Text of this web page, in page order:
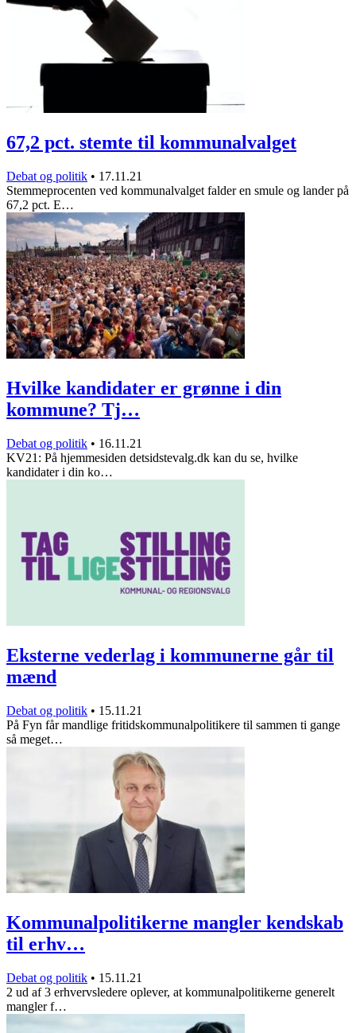
67,2 pct. stemte til kommunalvalget
Debat og politik • 17.11.21
Stemmeprocenten ved kommunalvalget falder en smule og lander på
67,2 pct. E…
Hvilke kandidater er grønne i din
kommune? Tj…
Debat og politik • 16.11.21
KV21: På hjemmesiden detsidstevalg.dk kan du se, hvilke
kandidater i din ko…
Eksterne vederlag i kommunerne går til
mænd
Debat og politik • 15.11.21
På Fyn får mandlige fritidskommunalpolitikere til sammen ti gange
så meget…
Kommunalpolitikerne mangler kendskab
til erhv…
Debat og politik • 15.11.21
2 ud af 3 erhvervsledere oplever, at kommunalpolitikerne generelt
mangler f…